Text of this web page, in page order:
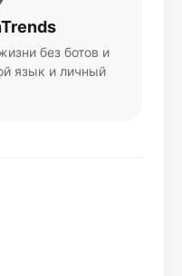
без ботов и
язык и личный